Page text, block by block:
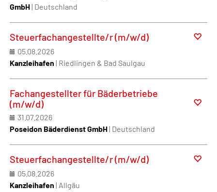
GmbH| Deutschland
Steuerfachangestellte/r (m/w/d)
05.08.2026
Kanzleihafen | Riedlingen & Bad Saulgau
Fachangestellter für Bäderbetriebe
(m/w/d)
31.07.2026
Poseidon Bäderdienst GmbH| Deutschland
Steuerfachangestellte/r (m/w/d)
05.08.2026
Kanzleihafen | Allgäu